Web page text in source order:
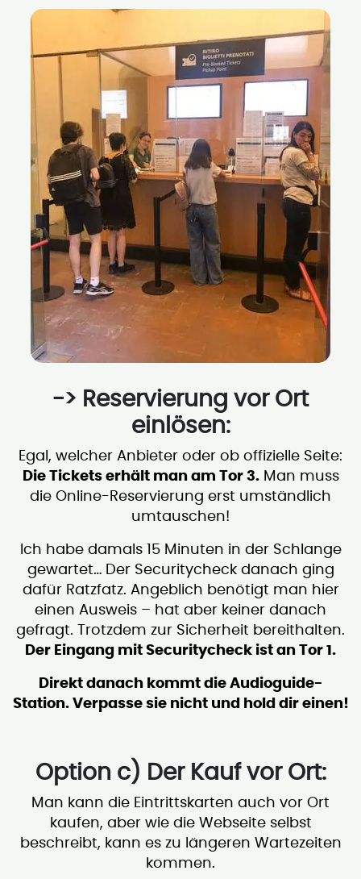
-> Reservierung vor Ort
einlösen:
Egal, welcher Anbieter oder ob offizielle Seite:
Die Tickets erhält man am Tor 3.Man muss
die Online-Reservierung erst umständlich
umtauschen!
Ich habe damals 15 Minuten in der Schlange
gewartet… Der Securitycheck danach ging
dafür Ratzfatz. Angeblich benötigt man hier
einen Ausweis – hat aber keiner danach
gefragt. Trotzdem zur Sicherheit bereithalten.
Der Eingang mit Securitycheck ist an Tor 1.
Direkt danach kommt die Audioguide-
Station. Verpasse sie nicht und hold dir einen!
Option c) Der Kauf vor Ort:
Man kann die Eintrittskarten auch vor Ort
kaufen, aber wie die Webseite selbst
beschreibt, kann es zu längeren Wartezeiten
kommen.